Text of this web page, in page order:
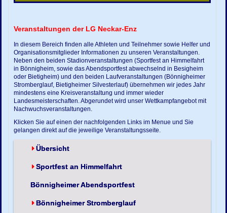
Veranstaltungen der LG Neckar-Enz
In diesem Bereich finden alle Athleten und Teilnehmer sowie Helfer und
Organisationsmitglieder Informationen zu unseren Veranstaltungen.
Neben den beiden Stadionveranstaltungen (Sportfest an Himmelfahrt
in Bönnigheim, sowie das Abendsportfest abwechselnd in Besigheim
oder Bietigheim) und den beiden Laufveranstaltungen (Bönnigheimer
Stromberglauf, Bietigheimer Silvesterlauf) übernehmen wir jedes Jahr
mindestens eine Kreisveranstaltung und immer wieder
Landesmeisterschaften. Abgerundet wird unser Wettkampfangebot mit
Nachwuchsveranstaltungen.
Klicken Sie auf einen der nachfolgenden Links im Menue und Sie
gelangen direkt auf die jeweilige Veranstaltungsseite.
Übersicht
Sportfest an Himmelfahrt
Bönnigheimer Abendsportfest
Bönnigheimer Stromberglauf